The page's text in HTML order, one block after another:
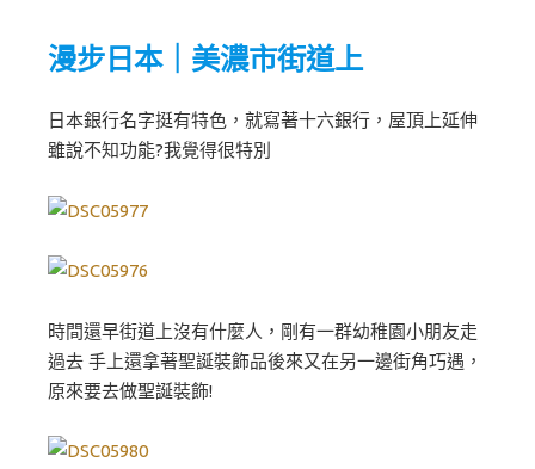
漫步日本｜美濃市街道上
日本銀行名字挺有特色，就寫著十六銀行，屋頂上延伸
雖說不知功能?我覺得很特別
時間還早街道上沒有什麼人，剛有一群幼稚園小朋友走
過去 手上還拿著聖誕裝飾品後來又在另一邊街角巧遇，
原來要去做聖誕裝飾!